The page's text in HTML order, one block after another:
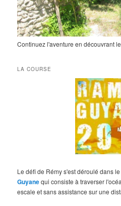
Continuez l'aventure en découvrant
LA COURSE
Le défi de Rémy s'est déroulé dans
Guyanequi consiste à traverser
escale et sans assistance sur une